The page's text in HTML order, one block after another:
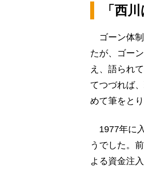
「西
ゴーン体制
たが、ゴー
え、語られ
てつづれば
めて筆をと
1977年に
うでした。
よる資金注